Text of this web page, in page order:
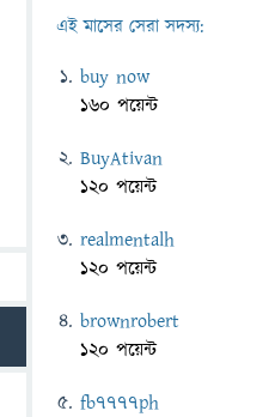
এই মাসের সেরা সদস্য:
buy now
160 পয়েন্ট
BuyAtivan
120 পয়েন্ট
realmentalh
120 পয়েন্ট
brownrobert
120 পয়েন্ট
fb7777ph